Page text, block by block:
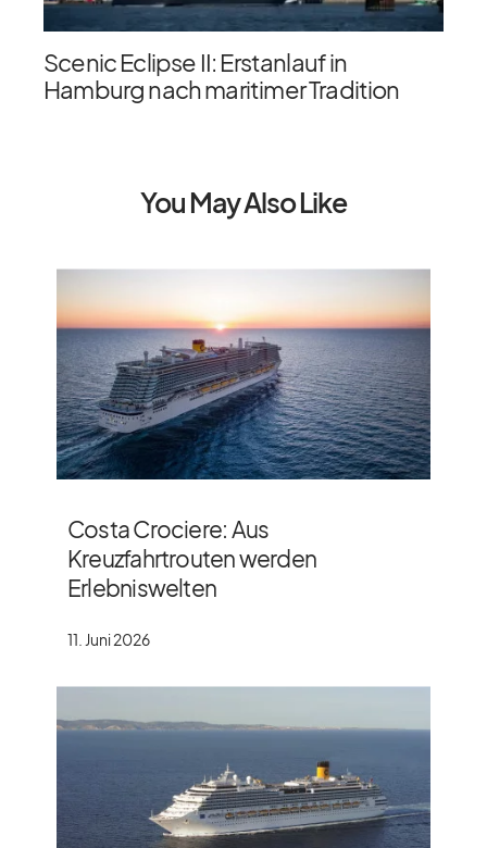
Scenic Eclipse II: Erstanlauf in
Hamburg nach maritimer Tradition
You May Also Like
Costa Crociere: Aus
Kreuzfahrtrouten werden
Erlebniswelten
11. Juni 2026